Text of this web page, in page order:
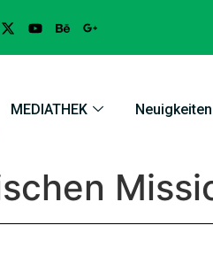
MEDIATHEK